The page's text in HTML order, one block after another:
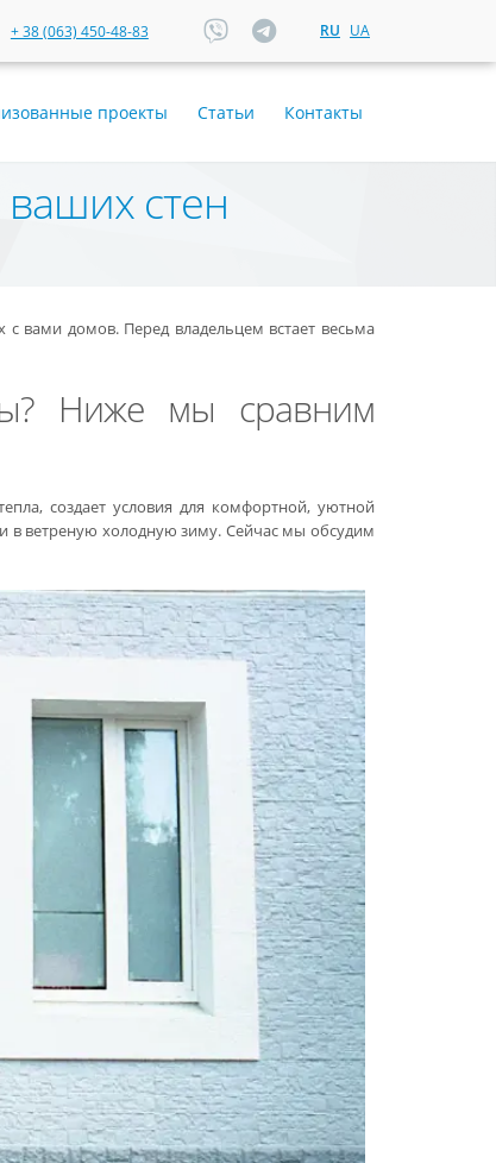
+ 38 (063) 450-48-83 RU UA
проекты Статьи Контакты
стен
с вами домов. Перед владельцем встает весьма
Ниже мы сравним
создает условия для комфортной, уютной
в ветреную холодную зиму. Сейчас мы обсудим